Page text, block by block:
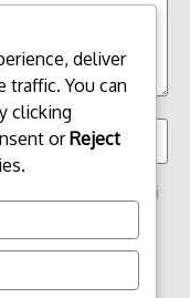
pada peramban ini
deliver
traffic. You can
clicking
orReject